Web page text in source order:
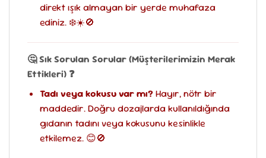
direkt ışık almayan bir yerde muhafaza
ediniz. ❄️☀️🚫
🤔 Sık Sorulan Sorular (Müşterilerimizin Merak
Ettikleri) ❓
Tadı veya kokusu var mı?Hayır, nötr bir
maddedir. Doğru dozajlarda kullanıldığında
gıdanın tadını veya kokusunu kesinlikle
etkilemez. 😊🚫